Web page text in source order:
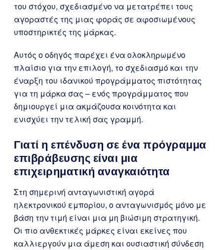
του στόχου, σχεδιασμένο να μετατρέπει τους
αγοραστές της μιας φοράς σε αφοσιωμένους
υποστηρικτές της μάρκας.
Αυτός ο οδηγός παρέχει ένα ολοκληρωμένο
πλαίσιο για την επιλογή, το σχεδιασμό και την
έναρξη του ιδανικού προγράμματος πιστότητας
για τη μάρκα σας – ενός προγράμματος που
δημιουργεί μια ακμάζουσα κοινότητα και
ενισχύει την τελική σας γραμμή.
Γιατί η επένδυση σε ένα πρόγραμμα
επιβράβευσης είναι μια
επιχειρηματική αναγκαιότητα
Στη σημερινή ανταγωνιστική αγορά
ηλεκτρονικού εμπορίου, ο ανταγωνισμός μόνο με
βάση την τιμή είναι μια μη βιώσιμη στρατηγική.
Οι πιο ανθεκτικές μάρκες είναι εκείνες που
καλλιεργούν μια άμεση και ουσιαστική σύνδεση